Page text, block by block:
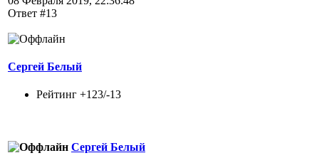
Ответ #13
Сергей Белый
Рейтинг +123/-13
Сергей Белый